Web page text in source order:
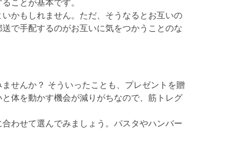
ことが基本です。
かもしれません。ただ、そうなるとお互いの
で手配するのがお互いに気をつかうことのな
せんか？ そういったことも、プレゼントを贈
体を動かす機会が減りがちなので、筋トレグ
わせて選んでみましょう。パスタやハンバー